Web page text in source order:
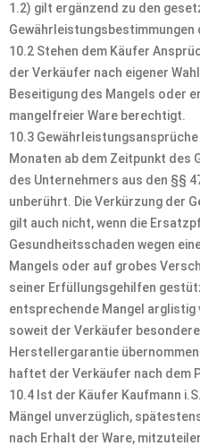
1.2) gilt ergänzend zu den
Gewährleistungsbestimmungen
10.2 Stehen dem Käufer
der Verkäufer nach eigener
Beseitigung des Mangels oder
mangelfreier Ware berechtigt.
10.3
Monaten ab dem Zeitpunkt des
des Unternehmers aus den §§
unberührt. Die Verkürzung der
gilt auch nicht, wenn die
Gesundheitsschaden wegen
Mangels oder auf grobes
seiner Erfüllungsgehilfen
entsprechende Mangel
soweit der Verkäufer
Herstellergarantie
haftet der Verkäufer nach dem
10.4 Ist der Käufer Kaufmann
Mängel unverzüglich,
nach Erhalt der Ware,